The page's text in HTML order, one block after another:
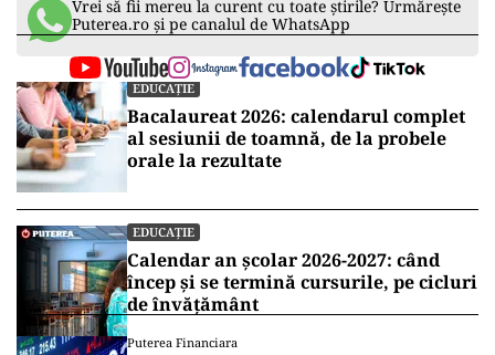
Vrei să fii mereu la curent cu toate știrile? Urmărește
Puterea.ro și pe canalul de WhatsApp
EDUCAȚIE
Bacalaureat 2026: calendarul complet
al sesiunii de toamnă, de la probele
orale la rezultate
EDUCAȚIE
Calendar an școlar 2026-2027: când
încep și se termină cursurile, pe cicluri
de învățământ
Puterea Financiara